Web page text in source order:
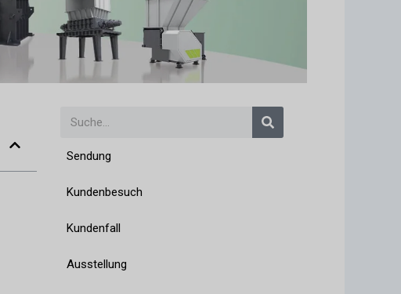
Suche
Sendung
Kundenbesuch
Kundenfall
Ausstellung